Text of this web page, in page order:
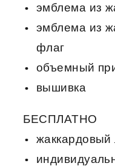
эмблема из
эмблема из
флаг
объемный
вышивка
БЕСПЛАТНО
жаккардовый